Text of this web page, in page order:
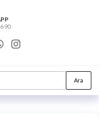
90
Ara